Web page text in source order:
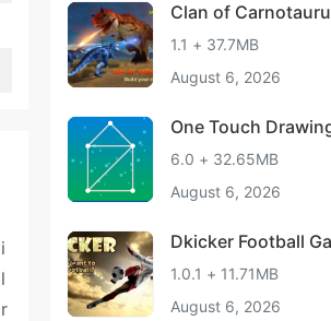
Clan of
1.1 + 37.7MB
August 6, 2026
One Touch
le smart
6.0 + 32.65MB
August 6, 2026
Dkicker Football
1.0.1 + 11.71MB
August 6, 2026